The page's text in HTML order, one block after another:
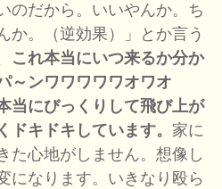
のだから。いいやんか。ち
か。（逆効果）」とか言う
これ本当にいつ来るか分か
～ンワワワワワオワオ
当にびっくりして飛び上が
ドキドキしています。 家に
た心地がしません。想像し
になります。いきなり殴ら